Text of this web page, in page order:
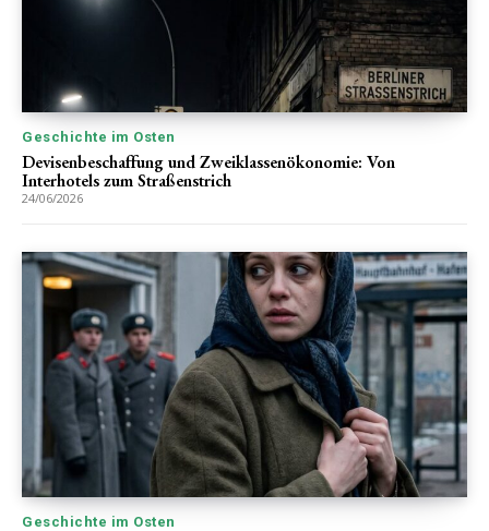
Geschichte im Osten
Devisenbeschaffung und Zweiklassenökonomie: Von
Interhotels zum Straßenstrich
24/06/2026
Geschichte im Osten